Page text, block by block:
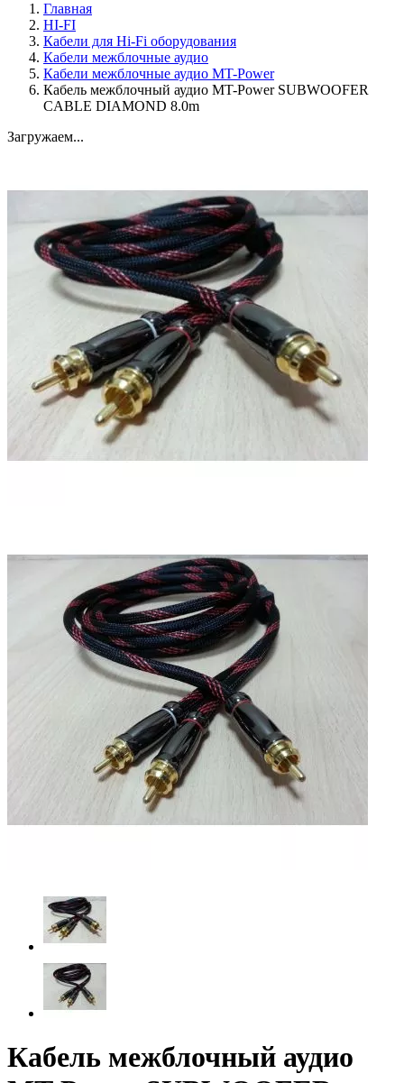
Главная
HI-FI
Кабели для Hi-Fi оборудования
Кабели межблочные аудио
Кабели межблочные аудио MT-Power
Кабель межблочный аудио MT-Power SUBWOOFER
CABLE DIAMOND 8.0m
Загружаем...
Кабель межблочный аудио